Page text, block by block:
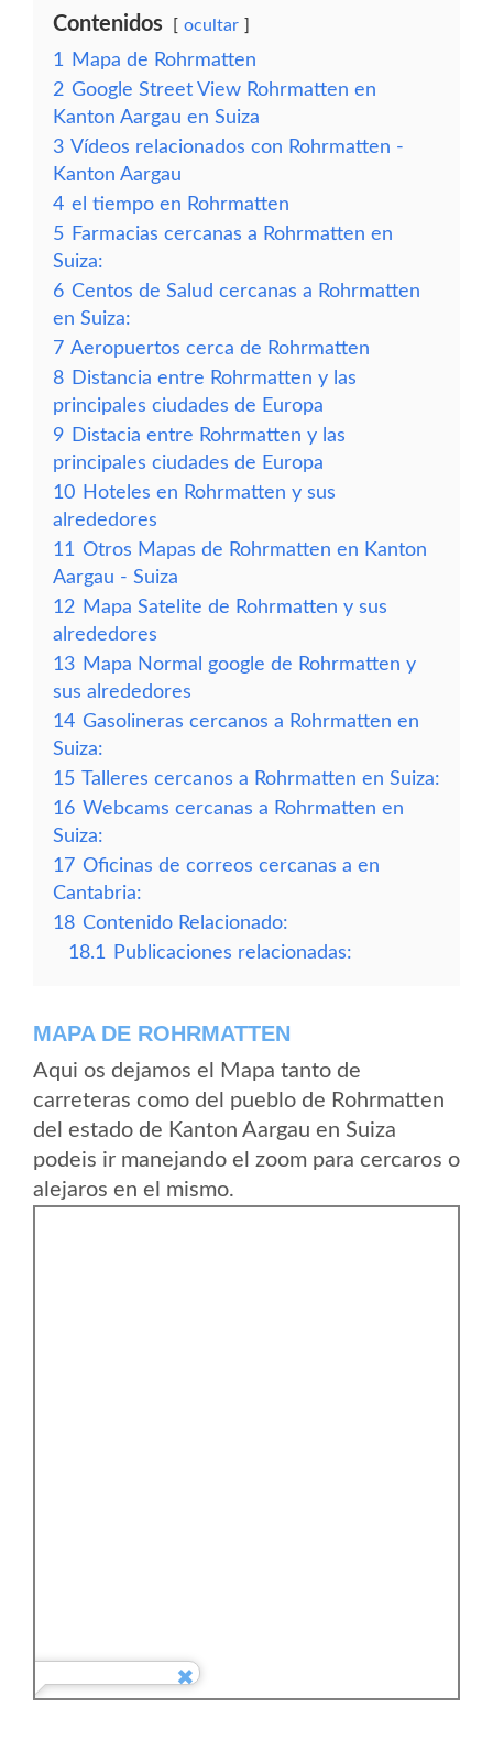
Contenidos ocultar
1
Mapa de Rohrmatten
2 Google Street View Rohrmatten en
Kanton Aargau en Suiza
3 Vídeos relacionados con Rohrmatten -
Kanton Aargau
4 el tiempo en Rohrmatten
5 Farmacias cercanas a Rohrmatten en
Suiza:
6 Centos de Salud cercanas a Rohrmatten
en Suiza:
7 Aeropuertos cerca de Rohrmatten
8 Distancia entre Rohrmatten y las
principales ciudades de Europa
9 Distacia entre Rohrmatten y las
principales ciudades de Europa
10 Hoteles en Rohrmatten y sus
alrededores
11 Otros Mapas de Rohrmatten en Kanton
Aargau - Suiza
12 Mapa Satelite de Rohrmatten y sus
alrededores
13 Mapa Normal google de Rohrmatten y
sus alrededores
14 Gasolineras cercanos a Rohrmatten en
Suiza:
15 Talleres cercanos a Rohrmatten en Suiza:
16 Webcams cercanas a Rohrmatten en
Suiza:
17 Oficinas de correos cercanas a en
Cantabria:
18 Contenido Relacionado:
18.1
Publicaciones relacionadas:
MAPA DE ROHRMATTEN
Aqui os dejamos el Mapa tanto de
carreteras como del pueblo de Rohrmatten
del estado de Kanton Aargau en Suiza
podeis ir manejando el zoom para cercaros o
alejaros en el mismo.